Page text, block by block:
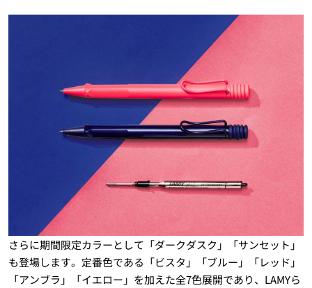
さらに期間限定カラーとして「ダークダスク」「サンセット」
も登場します。定番色である「ビスタ」「ブルー」「レッド」
「アンブラ」「イエロー」を加えた全7色展開であり、LAMYら